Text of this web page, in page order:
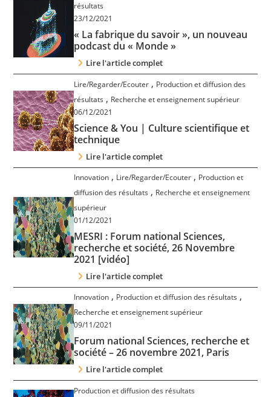
résultats
23/12/2021
« La fabrique du savoir », un nouveau
podcast du « Monde »
Lire l'article complet
Lire/Regarder/Ecouter , Production et diffusion des
résultats , Recherche et enseignement supérieur
06/12/2021
Science & You | Culture scientifique et
technique
Lire l'article complet
Innovation , Lire/Regarder/Ecouter , Production et
diffusion des résultats , Recherche et enseignement
supérieur
01/12/2021
MESRI : Forum national Sciences,
recherche et société, 26 Novembre
2021 [vidéo]
Lire l'article complet
Innovation , Production et diffusion des résultats ,
Recherche et enseignement supérieur
09/11/2021
Forum national Sciences, recherche et
société – 26 novembre 2021, Paris
Lire l'article complet
Production et diffusion des résultats